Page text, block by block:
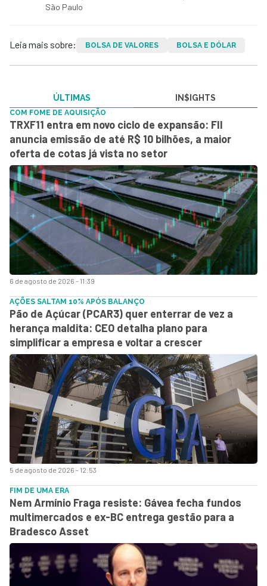
São Paulo
Leia mais sobre: BOLSA DE VALORES BOLSA E DÓLAR
ÚLTIMAS IN$IGHTS
6 de agosto de 2026 - 11:39
COM FOME DE AQUISIÇÃO
TRXF11 entra em novo ciclo de expansão: FII
anuncia emissão de até R$ 10 bilhões, a maior
oferta de cotas já vista no setor
5 de agosto de 2026 - 12:53
AÇÕES SALTAM 10% APÓS BALANÇO
Pão de Açúcar (PCAR3) quer enterrar de vez a
herança maldita: CEO detalha plano para
simplificar a empresa e voltar a crescer
FIM DE UMA ERA
Nem Armínio Fraga resiste: Gávea fecha fundos
multimercados e ex-BC entrega gestão para a
Bradesco Asset